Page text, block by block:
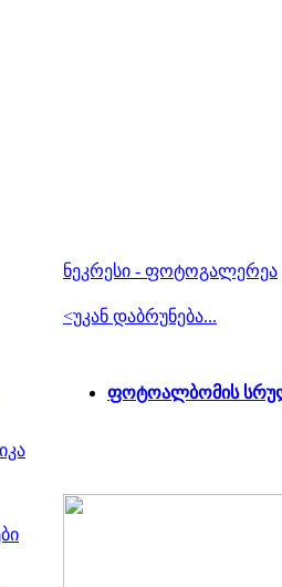
ნეკრესი - ფოტოგალერეა
<უკან დაბრუნება...
ფოტოალბომის